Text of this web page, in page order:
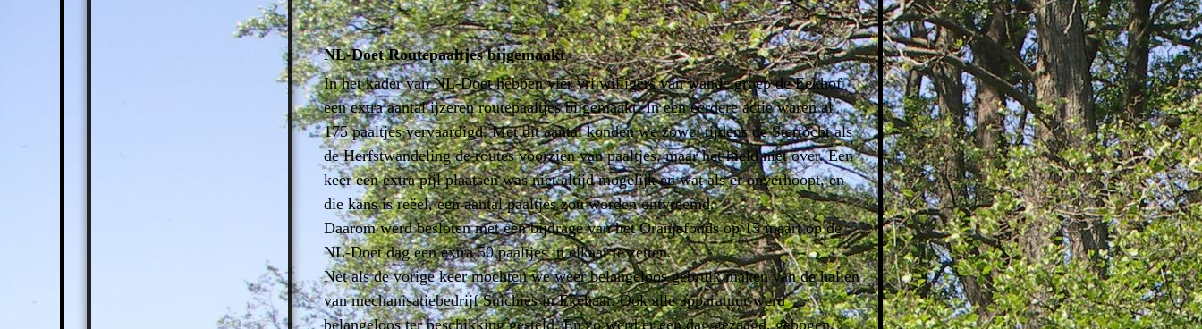
NL-Doet Routepaaltjes bijgemaakt
In het kader van NL-Doet hebben vier vrijwilligers van wandelgroep de Eekhof
een extra aantal ijzeren routepaaltjes bijgemaakt. In een eerdere actie waren al
175 paaltjes vervaardigd. Met dit aantal konden we zowel tijdens de Stertocht als
de Herfstwandeling de routes voorzien van paaltjes, maar het hield niet over. Een
keer een extra pijl plaatsen was niet altijd mogelijk en wat als er onverhoopt, en
die kans is reëel, een aantal paaltjes zou worden ontvreemd.
Daarom werd besloten met een bijdrage van het Oranjefonds op 15 maart op de
NL-Doet dag een extra 50 paaltjes in elkaar te zetten.
Net als de vorige keer mochten we weer belangeloos gebruik maken van de hallen
van mechanisatiebedrijf Suichies in Ekehaar. Ook alle apparatuur werd
belangeloos ter beschikking gesteld. En zo werd er een dag gezaagd, gebogen,